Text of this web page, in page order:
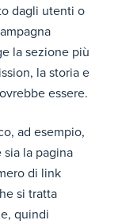
dagli utenti o
la sezione più
la storia e
essere.
ad esempio,
la pagina
di link
si tratta
quindi